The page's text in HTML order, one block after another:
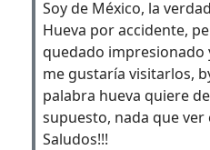
Soy de México, la
Hueva por accidente,
quedado impresionado
me gustaría visitarlos,
palabra hueva quiere
supuesto, nada que ver
Saludos!!!